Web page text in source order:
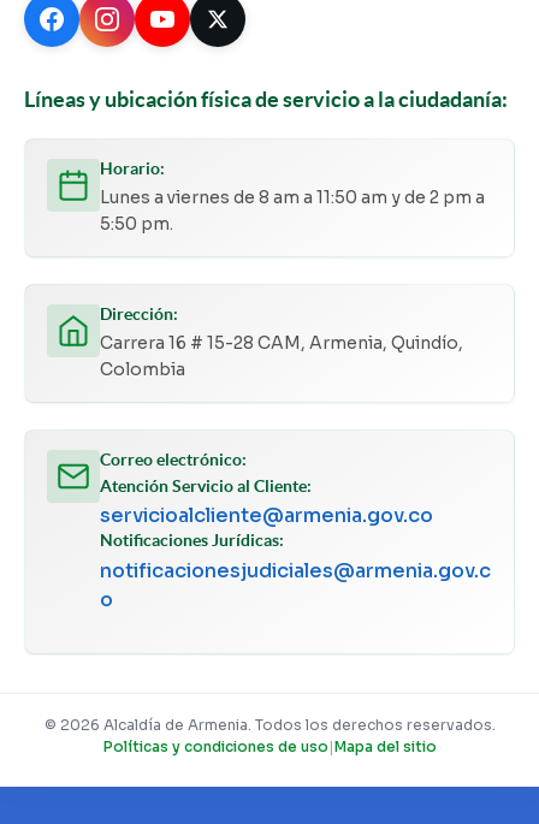
Líneas y ubicación física de servicio a la ciudadanía:
Horario:
Lunes a viernes de 8 am a 11:50 am y de 2 pm a
5:50 pm.
Dirección:
Carrera 16 # 15-28 CAM, Armenia, Quindío,
Colombia
Correo electrónico:
Atención Servicio al Cliente:
servicioalcliente@armenia.gov.co
Notificaciones Jurídicas:
notificacionesjudiciales@armenia.gov.c
o
© 2026 Alcaldía de Armenia. Todos los derechos reservados.
Políticas y condiciones de uso |Mapa del sitio